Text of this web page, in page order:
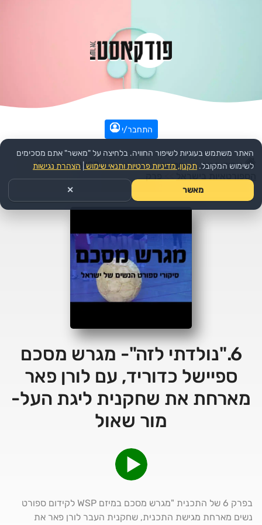
התחבר/י
עמוד הבית >> ספורט >>הפודקאסט:
WSP - הקול של
6."נולדתי לזה"- מגרש מסכם
ספיישל כדוריד, עם לורן פאר
מארחת את שחקנית ליגת העל-
מור שאול
בפרק 6 של התכנית "מגרש מסכם במיזם WSP לקידום ספורט
נשים מארחת מגישת התכנית, שחקנית העבר לורן פאר את
האתר משתמש בעוגיות לשיפור החוויה. בלחיצה על "מאשר" אתם מסכימים
לשימוש המקובל. תקנון, מדיניות פרטיות ותנאי שימוש הצהרת נגישות
מאשר ✕